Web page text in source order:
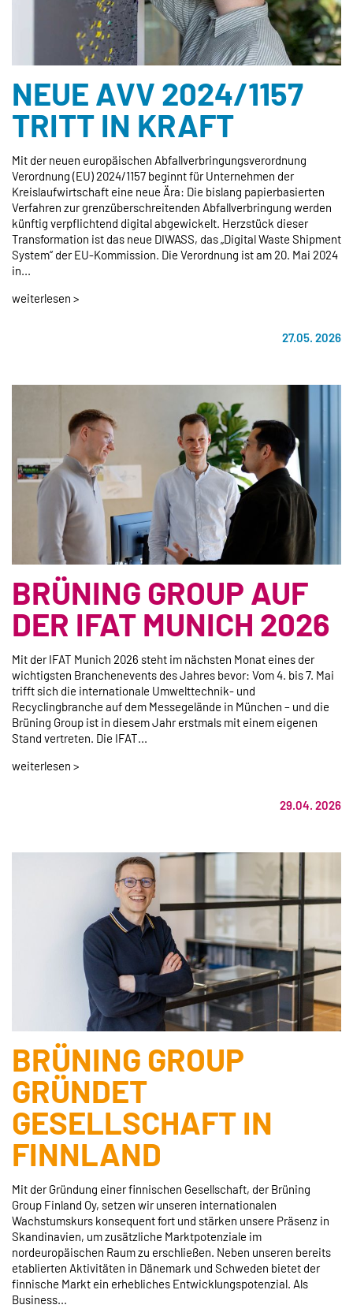
NEUE AVV 2024/1157
TRITT IN KRAFT
Mit der neuen europäischen Abfallverbringungsverordnung
Verordnung (EU) 2024/1157 beginnt für Unternehmen der
Kreislaufwirtschaft eine neue Ära: Die bislang papierbasierten
Verfahren zur grenzüberschreitenden Abfallverbringung werden
künftig verpflichtend digital abgewickelt. Herzstück dieser
Transformation ist das neue DIWASS, das „Digital Waste Shipment
System“ der EU-Kommission. Die Verordnung ist am 20. Mai 2024
in...
weiterlesen >
27.05. 2026
BRÜNING GROUP AUF
DER IFAT MUNICH 2026
Mit der IFAT Munich 2026 steht im nächsten Monat eines der
wichtigsten Branchenevents des Jahres bevor: Vom 4. bis 7. Mai
trifft sich die internationale Umwelttechnik- und
Recyclingbranche auf dem Messegelände in München – und die
Brüning Group ist in diesem Jahr erstmals mit einem eigenen
Stand vertreten. Die IFAT...
weiterlesen >
29.04. 2026
BRÜNING GROUP
GRÜNDET
GESELLSCHAFT IN
FINNLAND
Mit der Gründung einer finnischen Gesellschaft, der Brüning
Group Finland Oy, setzen wir unseren internationalen
Wachstumskurs konsequent fort und stärken unsere Präsenz in
Skandinavien, um zusätzliche Marktpotenziale im
nordeuropäischen Raum zu erschließen. Neben unseren bereits
etablierten Aktivitäten in Dänemark und Schweden bietet der
finnische Markt ein erhebliches Entwicklungspotenzial. Als
Business...